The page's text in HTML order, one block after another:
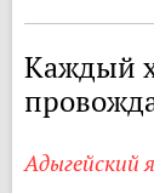
Каждый
Адыгейский